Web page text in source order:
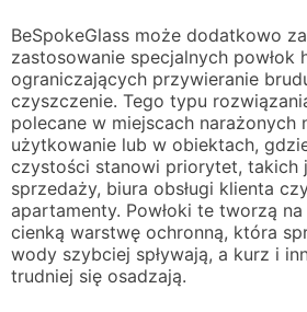
BeSpokeGlass może dodatkowo
zastosowanie specjalnych powłok
ograniczających przywieranie
czyszczenie. Tego typu
polecane w miejscach narażonych
użytkowanie lub w obiektach,
czystości stanowi priorytet, takich
sprzedaży, biura obsługi klienta
apartamenty. Powłoki te tworzą
cienką warstwę ochronną, która
wody szybciej spływają, a kurz i
trudniej się osadzają.